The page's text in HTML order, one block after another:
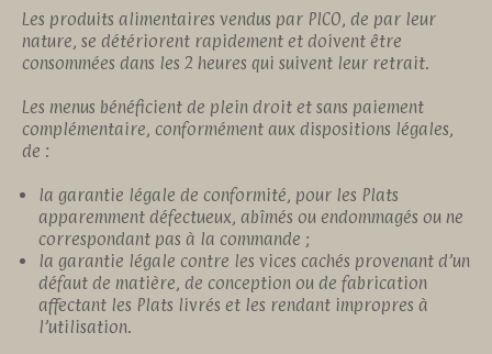
Les produits alimentaires vendus par PICO, de par leur
nature, se détériorent rapidement et doivent être
consommées dans les 2 heures qui suivent leur retrait.
Les menus bénéficient de plein droit et sans paiement
complémentaire, conformément aux dispositions légales,
de :
la garantie légale de conformité, pour les Plats
apparemment défectueux, abîmés ou endommagés ou ne
correspondant pas à la commande ;
la garantie légale contre les vices cachés provenant d’un
défaut de matière, de conception ou de fabrication
affectant les Plats livrés et les rendant impropres à
l’utilisation.